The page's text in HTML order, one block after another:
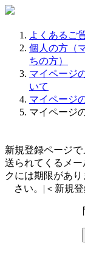
よくあるご
個人の方（
ちの方）
マイページ
いて
マイページ
マイページ
新規登録ページ
送られてくるメ
クには期限があ
さい。|＜新規登